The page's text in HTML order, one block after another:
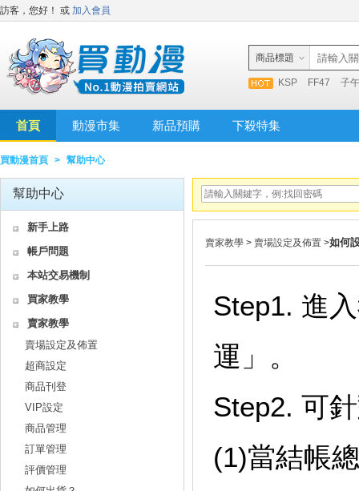
訪客，您好！ 或 加入會員
商品標題
KSP FF47 子
首頁 動漫市集 新品預購 下殺特集
買動漫首頁 > 幫助中心
幫助中心
新手上路
帳戶問題
本站交易機制
買家教學
賣家教學
賣場設定及佈置
超商設定
商品刊登
VIP設定
商品管理
訂單管理
評價管理
賣家教學 > 賣場設定及佈置 >如何
Step1. 進
運」。
Step2. 可
(1)當結帳